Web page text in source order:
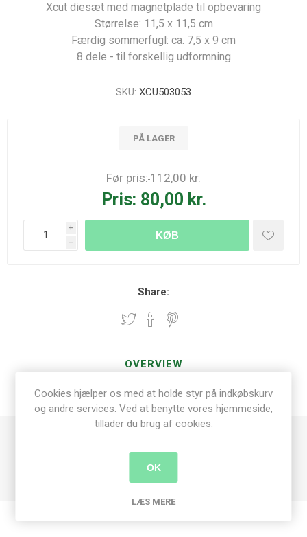
Xcut diesæt med magnetplade til opbevaring
Størrelse: 11,5 x 11,5 cm
Færdig sommerfugl: ca. 7,5 x 9 cm
8 dele - til forskellig udformning
SKU: XCU503053
PÅ LAGER
Før pris:112,00 kr.
Pris: 80,00 kr.
i
h
KØB
Share:
OVERVIEW
SPECIFICATIONS
Cookies hjælper os med at holde styr på indkøbskurv
og andre services. Ved at benytte vores hjemmeside,
tillader du brug af cookies.
OK
LÆS MERE